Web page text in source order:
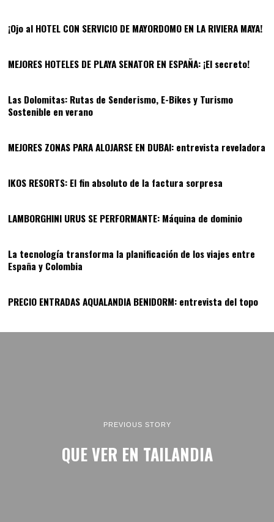
¡Ojo al HOTEL CON SERVICIO DE MAYORDOMO EN LA RIVIERA MAYA!
08
MEJORES HOTELES DE PLAYA SENATOR EN ESPAÑA: ¡El secreto!
09
Las Dolomitas: Rutas de Senderismo, E-Bikes y Turismo
Sostenible en verano
MEJORES ZONAS PARA ALOJARSE EN DUBAI: entrevista reveladora
11
IKOS RESORTS: El fin absoluto de la factura sorpresa
LAMBORGHINI URUS SE PERFORMANTE: Máquina de dominio13
La tecnología transforma la planificación de los viajes entre
España y Colombia
PRECIO ENTRADAS AQUALANDIA BENIDORM: entrevista del topo
PREVIOUS STORY
QUE VER EN TAILANDIA